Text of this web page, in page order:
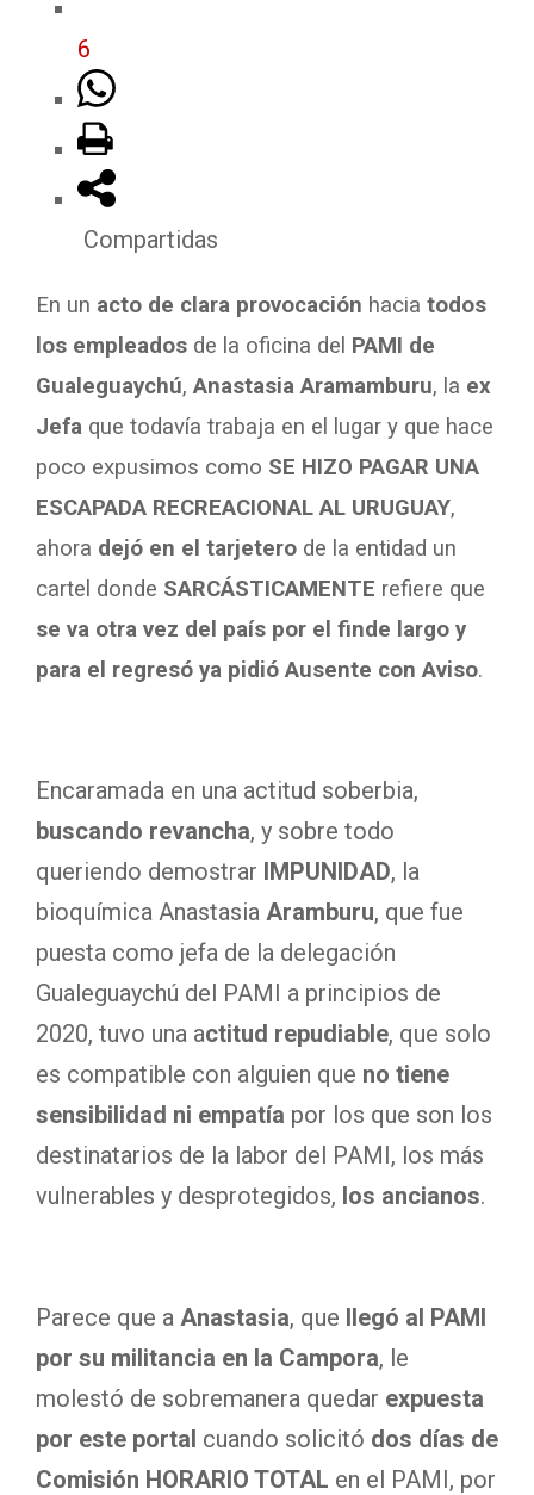
6
Compartidas
En un acto de clara provocación hacia todos
los empleados de la oficina del PAMI de
Gualeguaychú,Anastasia Aramamburu, la ex
Jefa que todavía trabaja en el lugar y que hace
poco expusimos como SE HIZO PAGAR UNA
ESCAPADA RECREACIONAL AL URUGUAY,
ahora dejó en el tarjetero de la entidad un
cartel donde SARCÁSTICAMENTE refiere que
se va otra vez del país por el finde largo y
para el regresó ya pidió Ausente con Aviso.
Encaramada en una actitud soberbia,
buscando revancha, y sobre todo
queriendo demostrar IMPUNIDAD, la
bioquímica Anastasia Aramburu, que fue
puesta como jefa de la delegación
Gualeguaychú del PAMI a principios de
2020, tuvo una actitud repudiable, que solo
es compatible con alguien que no tiene
sensibilidad ni empatía por los que son los
destinatarios de la labor del PAMI, los más
vulnerables y desprotegidos, los ancianos.
Parece que a Anastasia, que llegó al PAMI
por su militancia en la Campora, le
molestó de sobremanera quedar expuesta
por este portal cuando solicitó dos días de
Comisión HORARIO TOTAL en el PAMI, por